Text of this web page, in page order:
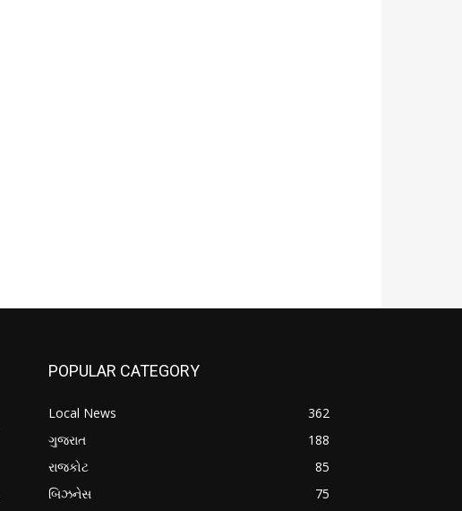
POPULAR CATEGORY
Local News
362
ગુજરાત
188
રાજકોટ
85
બિઝનેસ
75